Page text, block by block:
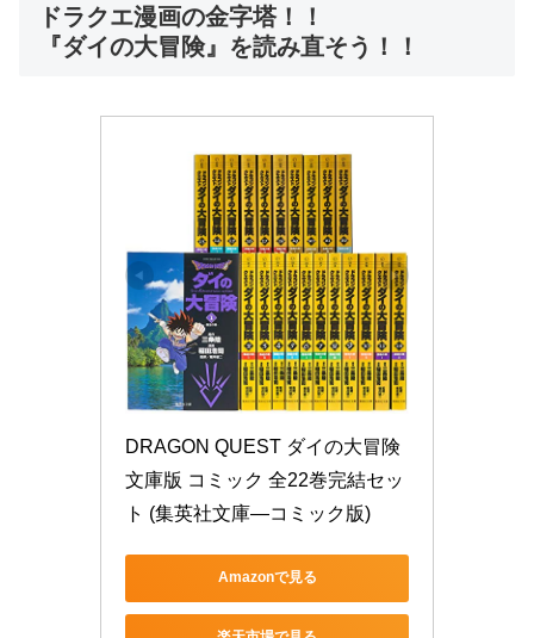
ドラクエ漫画の金字塔！！
『ダイの大冒険』を読み直そう！！
DRAGON QUEST ダイの大冒険
文庫版 コミック 全22巻完結セッ
ト (集英社文庫―コミック版)
Amazonで見る